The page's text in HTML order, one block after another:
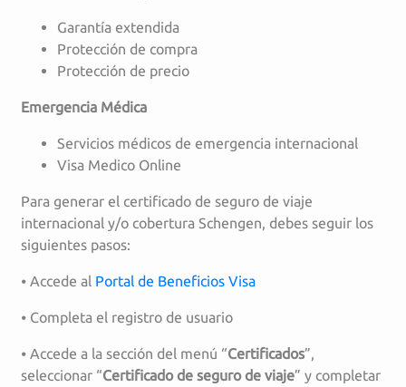
Garantía extendida
Protección de compra
Protección de precio
Emergencia Médica
Servicios médicos de emergencia internacional
Visa Medico Online
Para generar el certificado de seguro de viaje
internacional y/o cobertura Schengen, debes seguir los
siguientes pasos:
⦁ Accede al Portal de Beneficios Visa
⦁ Completa el registro de usuario
⦁ Accede a la sección del menú “Certificados”,
seleccionar “Certificado de seguro de viaje” y completar